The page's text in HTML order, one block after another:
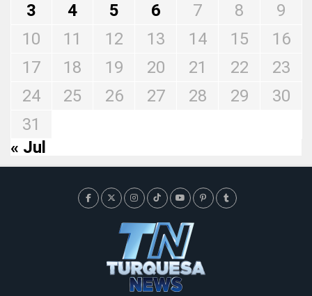
3
4 5 6 7 8
9
10
11 12 13 14 15
16
17
18 19 20 21 22
23
24
25 26 27 28 29
30
31
« Jul